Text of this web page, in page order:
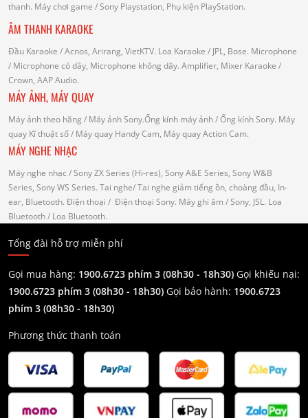
thanh. Máy chơi game / Sony Playstation, Phụ kiện PlayStation.
ÂM THANH KARAOKE
Đầu Karaoke / Acnos, Arirang, VietKTV. Loa Karaoke / JPL, Bose. Microphone
/ Microphone có dây, Microphone không dây. Amplifier, Mixer Karaoke /
Crown, AAP Audio.
MÁY ẢNH, MÁY QUAY
Máy ảnh theo hãng / Máy ảnh Sony.Ống kính máy ảnh / Ống kính Sony. Máy
quay Kĩ thuật số/ Máy quay Handy Cam, Máy quay Action Cam.
MÁY NGHE NHẠC
Máy nghe nhạc / Sony ZX Series (Hi-res), Sony A&E Series, Sony W&B
Series, Sony WS Series. Tai nghe/ Tai nghe giảm tiếng ồn, choàng đầu, In-
ear, Bluetooth. Điện thoại / Điện thoại Sony. Máy ghi âm / Sony, JSL. Loa
Bluetooth/ Loa Bluetooth.
Tổng đài hỗ trợ miễn phí
Gọi mua hàng: 1900.6723 phím 3 (08h30 - 18h30) Gọi khiếu nại:
1900.6723 phím 3 (08h30 - 18h30) Gọi bảo hành: 1900.6723
phím 3 (08h30 - 18h30)
Phương thức thanh toán